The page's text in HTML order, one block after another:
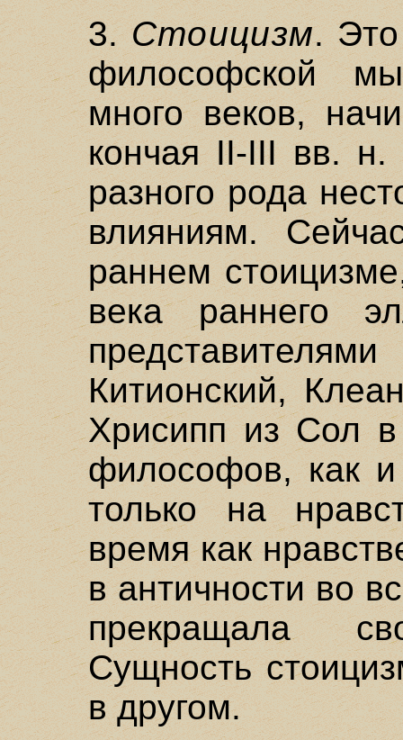
3. Стоицизм. Это
философской
много веков,
кончая II-III вв. н.
разного рода
влияниям.
раннем
века раннего
Китионский,
Хрисипп из Сол
философов, как и
только на
время как
в античности во
прекращала
Сущность
в другом.